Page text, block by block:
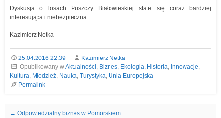
Dyskusja o losach Puszczy Białowieskiej staje się coraz bardziej
interesująca i niebezpieczna…
Kazimierz Netka
25.04.2016 22:39
Kazimierz Netka
Opublikowany wAktualności, Biznes, Ekologia, Historia, Innowacje,
Kultura, Młodzież, Nauka, Turystyka, Unia Europejska
Permalink
Nawigacja we wpisach
← Odpowiedzialny biznes w Pomorskiem